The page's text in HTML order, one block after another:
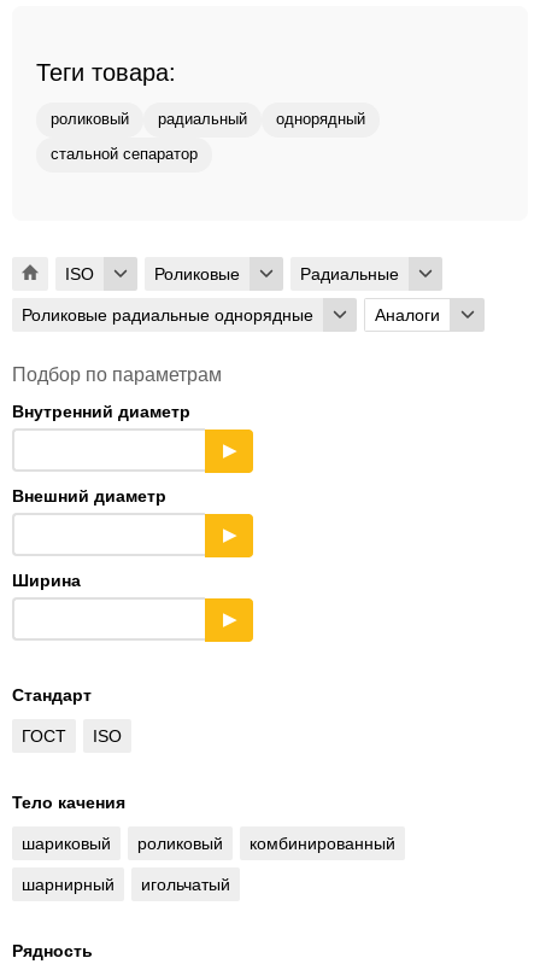
Теги товара:
роликовый радиальный однорядный
стальной сепаратор
ISO Роликовые Радиальные
Роликовые радиальные однорядные Аналоги
Подбор по параметрам
Внутренний диаметр
▶
Внешний диаметр
▶
Ширина
▶
Стандарт
ГОСТ ISO
Тело качения
шариковый роликовый комбинированный
шарнирный игольчатый
Рядность